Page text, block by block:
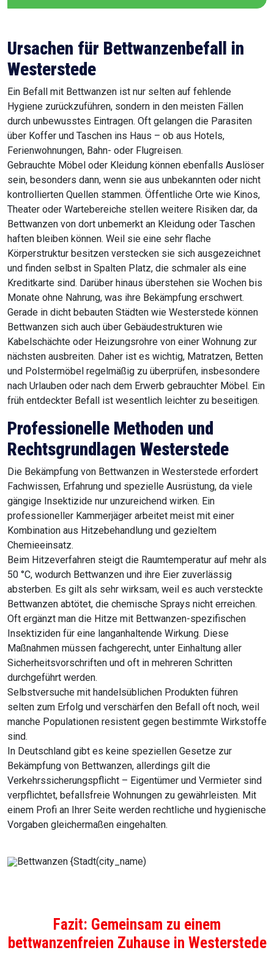
Ursachen für Bettwanzenbefall in
Westerstede
Ein Befall mit Bettwanzen ist nur selten auf fehlende
Hygiene zurückzuführen, sondern in den meisten Fällen
durch unbewusstes Eintragen. Oft gelangen die Parasiten
über Koffer und Taschen ins Haus – ob aus Hotels,
Ferienwohnungen, Bahn- oder Flugreisen.
Gebrauchte Möbel oder Kleidung können ebenfalls Auslöser
sein, besonders dann, wenn sie aus unbekannten oder nicht
kontrollierten Quellen stammen. Öffentliche Orte wie Kinos,
Theater oder Wartebereiche stellen weitere Risiken dar, da
Bettwanzen von dort unbemerkt an Kleidung oder Taschen
haften bleiben können. Weil sie eine sehr flache
Körperstruktur besitzen verstecken sie sich ausgezeichnet
und finden selbst in Spalten Platz, die schmaler als eine
Kreditkarte sind. Darüber hinaus überstehen sie Wochen bis
Monate ohne Nahrung, was ihre Bekämpfung erschwert.
Gerade in dicht bebauten Städten wie Westerstede können
Bettwanzen sich auch über Gebäudestrukturen wie
Kabelschächte oder Heizungsrohre von einer Wohnung zur
nächsten ausbreiten. Daher ist es wichtig, Matratzen, Betten
und Polstermöbel regelmäßig zu überprüfen, insbesondere
nach Urlauben oder nach dem Erwerb gebrauchter Möbel. Ein
früh entdeckter Befall ist wesentlich leichter zu beseitigen.
Professionelle Methoden und
Rechtsgrundlagen Westerstede
Die Bekämpfung von Bettwanzen in Westerstede erfordert
Fachwissen, Erfahrung und spezielle Ausrüstung, da viele
gängige Insektizide nur unzureichend wirken. Ein
professioneller Kammerjäger arbeitet meist mit einer
Kombination aus Hitzebehandlung und gezieltem
Chemieeinsatz.
Beim Hitzeverfahren steigt die Raumtemperatur auf mehr als
50 °C, wodurch Bettwanzen und ihre Eier zuverlässig
absterben. Es gilt als sehr wirksam, weil es auch versteckte
Bettwanzen abtötet, die chemische Sprays nicht erreichen.
Oft ergänzt man die Hitze mit Bettwanzen-spezifischen
Insektiziden für eine langanhaltende Wirkung. Diese
Maßnahmen müssen fachgerecht, unter Einhaltung aller
Sicherheitsvorschriften und oft in mehreren Schritten
durchgeführt werden.
Selbstversuche mit handelsüblichen Produkten führen
selten zum Erfolg und verschärfen den Befall oft noch, weil
manche Populationen resistent gegen bestimmte Wirkstoffe
sind.
In Deutschland gibt es keine speziellen Gesetze zur
Bekämpfung von Bettwanzen, allerdings gilt die
Verkehrssicherungspflicht – Eigentümer und Vermieter sind
verpflichtet, befallsfreie Wohnungen zu gewährleisten. Mit
einem Profi an Ihrer Seite werden rechtliche und hygienische
Vorgaben gleichermaßen eingehalten.
Fazit: Gemeinsam zu einem
bettwanzenfreien Zuhause in Westerstede